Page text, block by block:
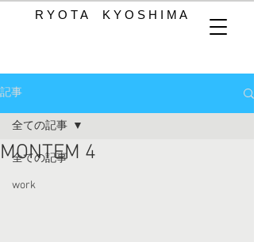
R Y O T A K Y O S H I M A
記事
全ての記事
work
全ての記事
MONTEM 4